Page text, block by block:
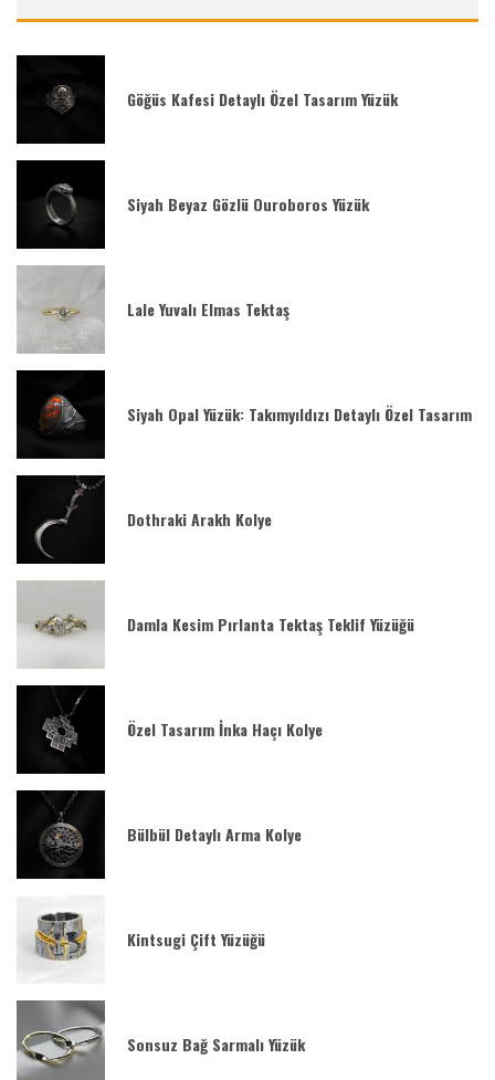
Göğüs Kafesi Detaylı Özel Tasarım Yüzük
Siyah Beyaz Gözlü Ouroboros Yüzük
Lale Yuvalı Elmas Tektaş
Siyah Opal Yüzük: Takımyıldızı Detaylı Özel Tasarım
Dothraki Arakh Kolye
Damla Kesim Pırlanta Tektaş Teklif Yüzüğü
Özel Tasarım İnka Haçı Kolye
Bülbül Detaylı Arma Kolye
Kintsugi Çift Yüzüğü
Sonsuz Bağ Sarmalı Yüzük